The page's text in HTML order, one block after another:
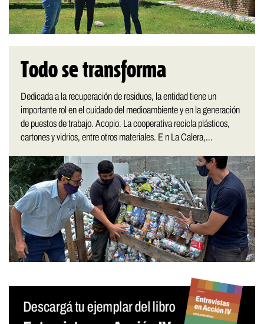
Todo se transforma
Dedicada a la recuperación de residuos, la entidad tiene un
importante rol en el cuidado del medioambiente y en la generación
de puestos de trabajo. Acopio. La cooperativa recicla plásticos,
cartones y vidrios, entre otros materiales. E n La Calera,...